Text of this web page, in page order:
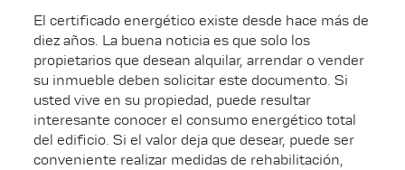
El certificado energético existe desde hace más de
diez años. La buena noticia es que solo los
propietarios que desean alquilar, arrendar o vender
su inmueble deben solicitar este documento. Si
usted vive en su propiedad, puede resultar
interesante conocer el consumo energético total
del edificio. Si el valor deja que desear, puede ser
conveniente realizar medidas de rehabilitación,